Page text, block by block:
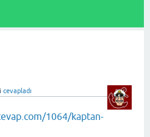
cevapladı
1064/kaptan-